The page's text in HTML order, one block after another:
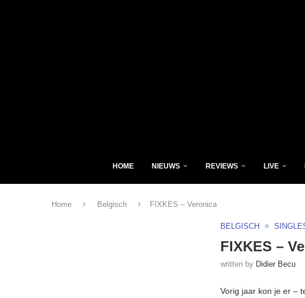
HOME NIEUWS REVIEWS LIVE
Home Belgisch FIXKES – Veronica
BELGISCH
FIXKES –
written by Didier Becu
Vorig jaar kon je er –